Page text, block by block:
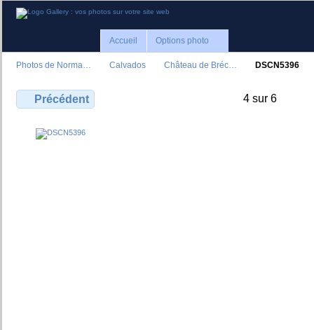
Accueil Options photo
Photos de Norma… Calvados Château de Bréc… DSCN5396
Précédent 4 sur 6